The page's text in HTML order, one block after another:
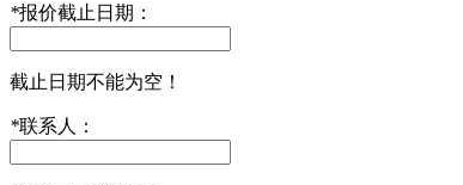
*报价截止日期：
截止日期不能为空！
*联系人：